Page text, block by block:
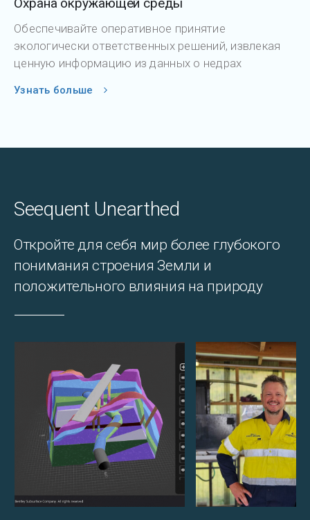
Обеспечивайте оперативное принятие
экологически ответственных решений, извлекая
ценную информацию из данных о недрах
Узнать больше
Seequent Unearthed
Откройте для себя мир более глубокого
понимания строения Земли и
положительного влияния на природу